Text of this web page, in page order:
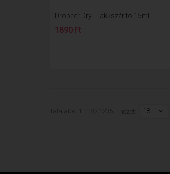
Dropper Dry - Lakkszárító 15ml
1890 Ft
Találatok: 1 - 18 / 2235 nézet: 18